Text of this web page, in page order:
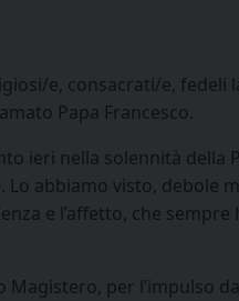
e, consacrati/e, fedeli
Papa Francesco.
ieri nella solennità della
abbiamo visto, debole
e l’affetto, che
Magistero, per l’impulso